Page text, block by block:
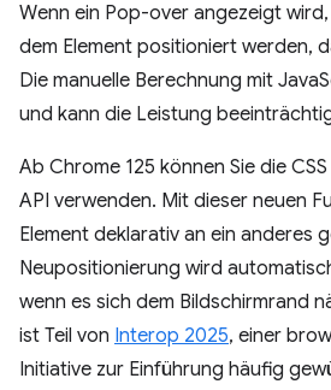
Wenn ein Pop-over angezeigt
dem Element positioniert werden,
Die manuelle Berechnung mit
und kann die Leistung
Ab Chrome 125 können Sie die
API verwenden. Mit dieser neuen
Element deklarativ an ein anderes
Neupositionierung wird
wenn es sich dem Bildschirmrand
ist Teil von Interop 2025, einer
Initiative zur Einführung häufig